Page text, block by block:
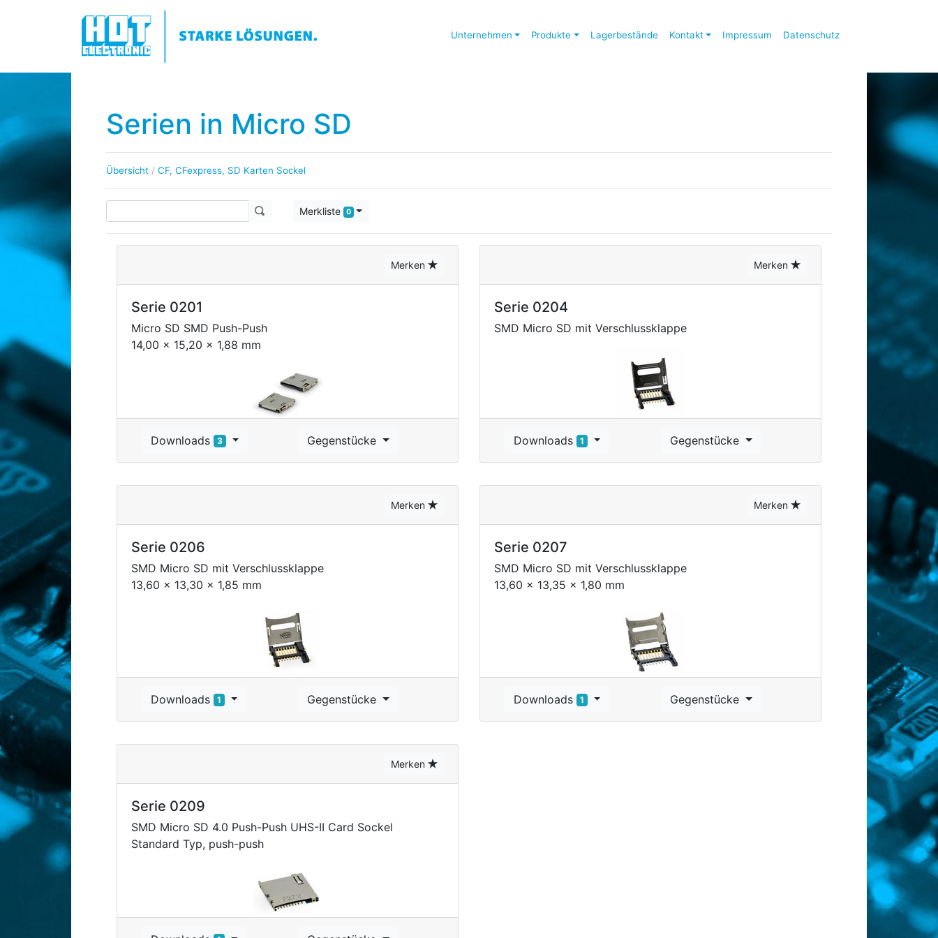
Unternehmen Produkte Lagerbestände Kontakt Impressum Datenschutz
Serien in Micro SD
Übersicht / CF, CFexpress, SD Karten Sockel
Merkliste 0
Merken
Serie 0201
Micro SD SMD Push-Push
14,00 x 15,20 x 1,88 mm
Downloads 3 Gegenstücke
Merken
Serie 0204
SMD Micro SD mit Verschlussklappe
Downloads 1 Gegenstücke
Merken
Serie 0206
SMD Micro SD mit Verschlussklappe
13,60 x 13,30 x 1,85 mm
Downloads 1 Gegenstücke
Merken
Serie 0207
SMD Micro SD mit Verschlussklappe
13,60 x 13,35 x 1,80 mm
Downloads 1 Gegenstücke
Merken
Serie 0209
SMD Micro SD 4.0 Push-Push UHS-II Card Sockel
Standard Typ, push-push